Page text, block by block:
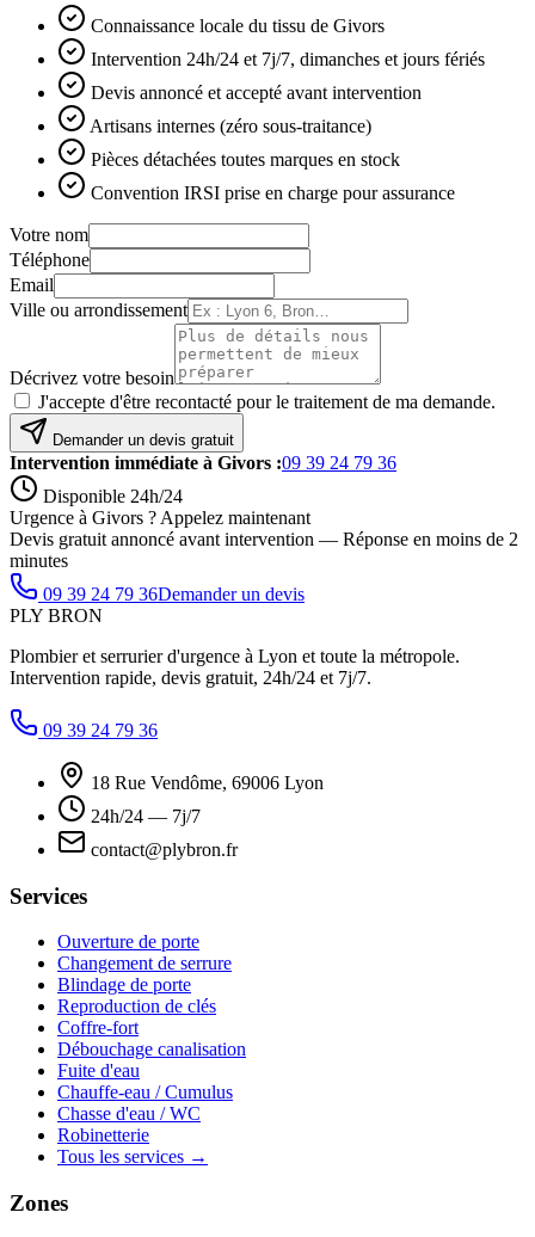
Connaissance locale du tissu de Givors
Intervention 24h/24 et 7j/7, dimanches et jours fériés
Devis annoncé et accepté avant intervention
Artisans internes (zéro sous-traitance)
Pièces détachées toutes marques en stock
Convention IRSI prise en charge pour assurance
Votre nom
Téléphone
Email
Ville ou arrondissement
Décrivez votre besoin
J'accepte d'être recontacté pour le traitement de ma demande.
Demander un devis gratuit
Intervention immédiate à Givors :09 39 24 79 36
Disponible 24h/24
Urgence à Givors ? Appelez maintenant
Devis gratuit annoncé avant intervention — Réponse en moins de 2
minutes
09 39 24 79 36Demander un devis
PLY BRON
Plombier et serrurier d'urgence à Lyon et toute la métropole.
Intervention rapide, devis gratuit, 24h/24 et 7j/7.
09 39 24 79 36
18 Rue Vendôme, 69006 Lyon
24h/24 — 7j/7
contact@plybron.fr
Services
Ouverture de porte
Changement de serrure
Blindage de porte
Reproduction de clés
Coffre-fort
Débouchage canalisation
Fuite d'eau
Chauffe-eau / Cumulus
Chasse d'eau / WC
Robinetterie
Tous les services →
Zones